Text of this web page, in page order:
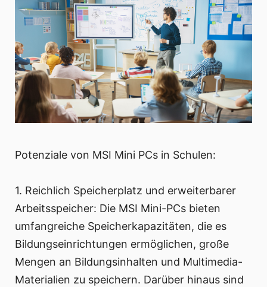
Potenziale von MSI Mini PCs in Schulen:
1. Reichlich Speicherplatz und erweiterbarer
Arbeitsspeicher: Die MSI Mini-PCs bieten
umfangreiche Speicherkapazitäten, die es
Bildungseinrichtungen ermöglichen, große
Mengen an Bildungsinhalten und Multimedia-
Materialien zu speichern. Darüber hinaus sind